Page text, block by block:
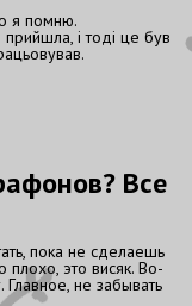
я помню.
прийшла, і тоді це був
Все
пока не сделаешь
плохо, это висяк. Во-
не забывать